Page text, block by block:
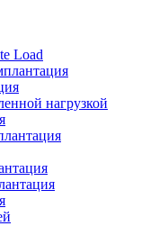
Load
нагрузкой